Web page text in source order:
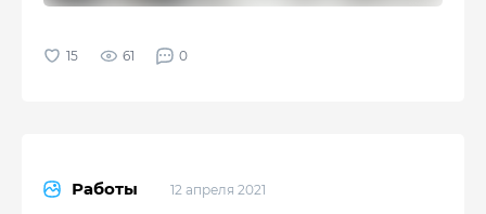
61 0
Работы 12 апреля 2021